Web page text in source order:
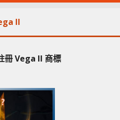
II
冊 Vega II 商標